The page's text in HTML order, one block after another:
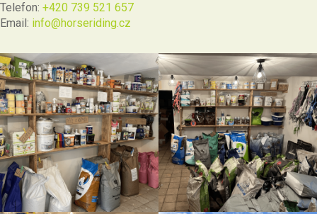
Telefon: +420 739 521 657
Email: info@horseriding.cz